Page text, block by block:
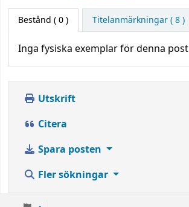
Bestånd ( 0 ) Titelanmärkningar ( 8 )
Inga fysiska exemplar för denna post
Utskrift
Citera
Spara posten
Fler sökningar